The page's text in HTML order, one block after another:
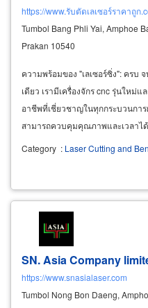
https://www.รับตัดเลเซอร์ราคาถูก
Tumbol Bang Phli Yai, Amphoe
Prakan 10540
ความพร้อมของ "เลเซอร์ซิ่ง": ครบ
เดียว เรามีเครื่องจักร cnc รุ่นใหม่
อาชีพที่เชี่ยวชาญในทุกกระบวนการ
สามารถควบคุมคุณภาพและเวลาไ
cutting): ตัดแผ่นเหล็ก (หนา 1.2 ม
Category : Laser Cutting and
SN. Asia Company
https://www.snasialaser.com
Tumbol Nong Bon Daeng,